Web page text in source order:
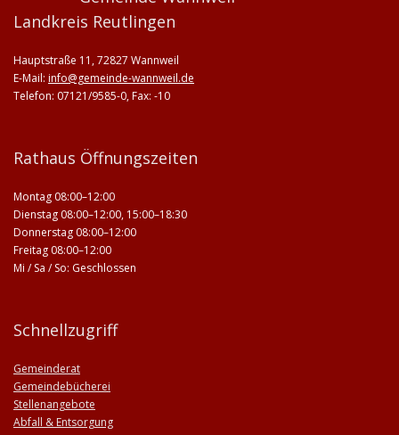
Landkreis Reutlingen
Hauptstraße 11, 72827 Wannweil
E-Mail: info@gemeinde-wannweil.de
Telefon: 07121/9585-0, Fax: -10
Rathaus Öffnungszeiten
Montag 08:00–12:00
Dienstag 08:00–12:00, 15:00–18:30
Donnerstag 08:00–12:00
Freitag 08:00–12:00
Mi / Sa / So: Geschlossen
Schnellzugriff
Gemeinderat
Gemeindebücherei
Stellenangebote
Abfall & Entsorgung